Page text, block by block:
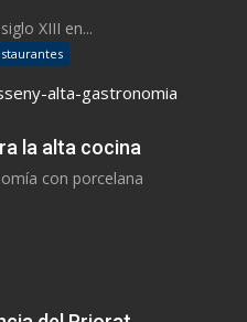
XIII en...
la alta cocina
con porcelana